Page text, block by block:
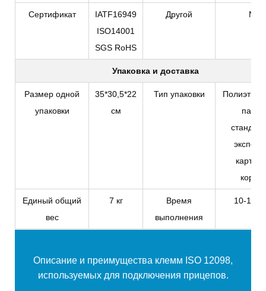
Сертификат
IATF16949
ISO14001
SGS RoHS
Другой N/A
Упаковка и доставка
Размер одной
упаковки
35*30,5*22
см
Тип упаковки
пакет
Единый общий
вес
7 кг
Время
выполнения
10-14
Описание и преимущества клемм ISO 12098,
используемых для подключения прицепов.